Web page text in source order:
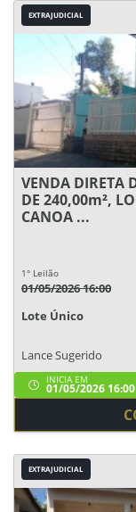
EXTRAJUDICIAL
VENDA DIRETA
DE 240,00m²,
CANOA ...
1° Leilão
01/05/2026 16:00
Lote Único
Lance Sugerido
INICIA EM
01/05/2026 16:00
EXTRAJUDICIAL